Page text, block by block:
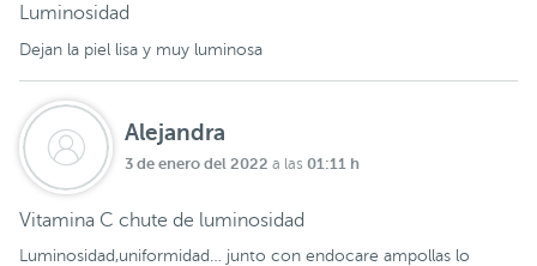
Luminosidad
Dejan la piel lisa y muy luminosa
Alejandra
3 de enero del 2022 a las 01:11 h
Vitamina C chute de luminosidad
Luminosidad,uniformidad… junto con endocare ampollas lo